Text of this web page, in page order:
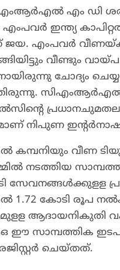
എം ഡി
ഇന്ത്യ
എംപവർ
വീണ്ടും
ചോദ്യം
പ്രധാനചുമതല
നിപുണ
വീണ
നടത്തിയ
കോടി രൂപ
ചെയ്തത്.